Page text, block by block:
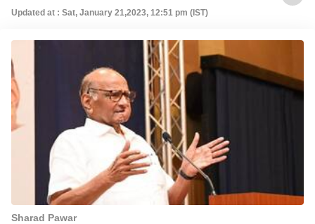
Updated at : Sat, January 21,2023, 12:51 pm (IST)
Sharad Pawar